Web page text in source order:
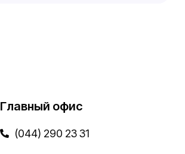
Главный офис
(044) 290 23 31